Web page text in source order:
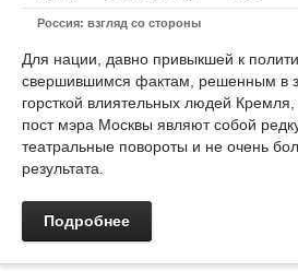
Россия: взгляд со стороны
Для нации, давно привыкшей к
свершившимся фактам, решенным в
горсткой влиятельных людей
пост мэра Москвы являют собой
театральные повороты и не очень
результата.
Подробнее